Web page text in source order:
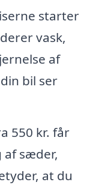
starter
vask,
af
bil ser
550 kr. får
sæder,
at du